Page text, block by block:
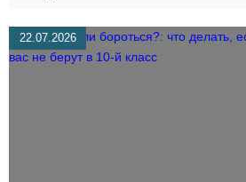
22.07.2026